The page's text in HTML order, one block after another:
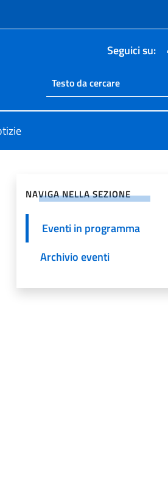
Seguici su:
Ricerca
Cerca nel sito
NAVIGA NELLA SEZIONE
Eventi in programma
Archivio eventi